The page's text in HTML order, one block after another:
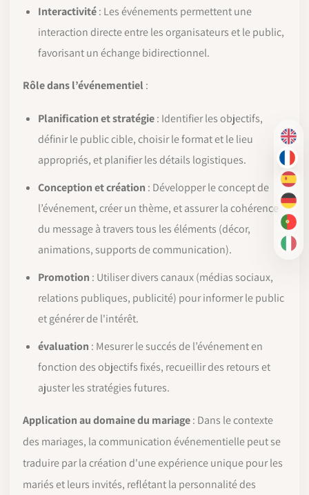
EN
FR
ES
DE
PT-
IT
Interactivité: Les événements permettent une
interaction directe entre les organisateurs et le public,
favorisant un échange bidirectionnel.
Rôle dans l’événementiel :
Planification et stratégie: Identifier les objectifs,
définir le public cible, choisir le format et le lieu
appropriés, et planifier les détails logistiques.
Conception et création : Développer le concept de
l’événement, créer un thème, et assurer la cohérence
du message à travers tous les éléments (décor,
animations, supports de communication).
Promotion : Utiliser divers canaux (médias sociaux,
relations publiques, publicité) pour informer le public
et générer de l'intérêt.
évaluation : Mesurer le succés de l’événement en
fonction des objectifs fixés, recueillir des retours et
ajuster les stratégies futures.
Application au domaine du mariage: Dans le contexte
des mariages, la communication événementielle peut se
traduire par la création d'une expérience unique pour les
mariés et leurs invités, reflétant la personnalité des